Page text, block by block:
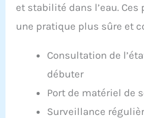
et stabilité dans l’eau.
une pratique plus sûre et
Consultation de
débuter
Port de matériel de
Surveillance